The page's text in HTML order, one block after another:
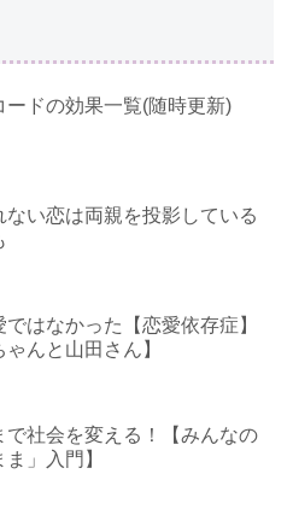
ードの効果一覧(随時更新)
ない恋は両親を投影している
ではなかった【恋愛依存症】
ゃんと山田さん】
で社会を変える！【みんなの
ま」入門】